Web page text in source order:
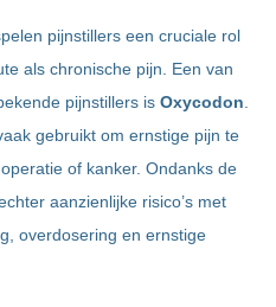
pijnstillers een cruciale rol
als chronische pijn. Een van
pijnstillers isOxycodon
gebruikt om ernstige pijn te
of kanker. Ondanks de
aanzienlijke risico’s met
overdosering en ernstige